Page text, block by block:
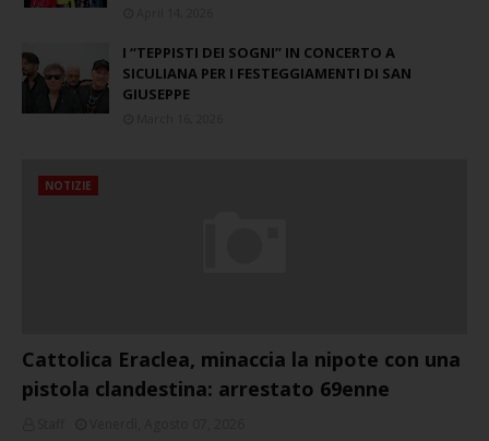
I “TEPPISTI DEI SOGNI” IN CONCERTO A
SICULIANA PER I FESTEGGIAMENTI DI SAN
GIUSEPPE
NOTIZIE
Cattolica Eraclea, minaccia la nipote con una
pistola clandestina: arrestato 69enne